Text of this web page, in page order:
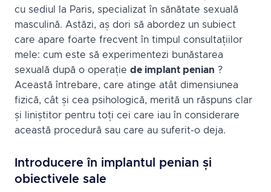
cu sediul la Paris, specializat în sănătate sexuală
masculină. Astăzi, aș dori să abordez un subiect
care apare foarte frecvent în timpul consultațiilor
mele: cum este să experimentezi bunăstarea
sexuală după o operație de implant penian ?
Această întrebare, care atinge atât dimensiunea
fizică, cât și cea psihologică, merită un răspuns clar
și liniștitor pentru toți cei care iau în considerare
această procedură sau care au suferit-o deja.
Introducere în implantul penian și
obiectivele sale